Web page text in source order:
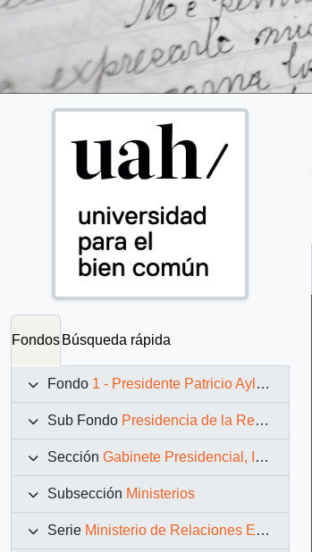
Fondos Búsqueda rápida
Fondo 1 - Presidente Patricio Aylwin Azócar (1990-1994)
Sub Fondo Presidencia de la República (11 marzo 1990 – 11 marzo 1994)
Sección Gabinete Presidencial, Instituciones y Servicios
Subsección Ministerios
Serie Ministerio de Relaciones Exteriores